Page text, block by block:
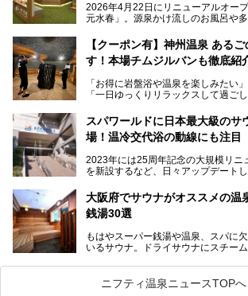
今回はオープン前の内覧会に参加し
サウナー注目の3種のサウナや
高い岩盤浴エリア、日本最大の台数
スマシンなど、見どころ満載の館内
2026年4月22日にリニューアルオー
元水春」。源泉かけ流しのお風呂や
に“一日中くつろげる場所”としてパ
今回のリニューアルでは、新たに登
見どころが盛りだくさん。日常の疲
ろん、休日にゆったり過ごしたい方
本記事では、そんなリニューアル後
紹介します。これから「鶴見緑地湯
い。
【クーポン有】神州温泉 ある
す！本場チムジルバンも徹底紹
「お得に岩盤浴や温泉を楽しみたい」
「一日ゆっくりリラックスして過ご
利用できる「神州温泉 あるごの湯」
あるごの湯は、大阪府豊中市にある
チムジルバン（岩盤浴）を中心に、
タイムまで満喫できる長時間滞在型
る迫力ある熱波パフォーマンスも毎
のう”体験をしっかり楽しめるのもポ
ケやボウリングといった遊び場もあ
で“遊び+癒し”の一日を過ごすのにも
処にいたるまで魅力をたっぷり堪能
スパワールドに日本最大級のサ
場！温冷交代浴の動線にも注目
2023年には25周年記念の大規模リニ
を新設するなど、日々アップデートし
そんなスパワールドが2025年11月15
室や日本最大級140人収容の大規模サ
アルオープン！浴室である4F・6Fそ
大規模リニューアルの全容を確認す
オープンイベントに行ってきました
大阪府でサウナがオススメの温
銭湯30選
もはやスーパー銭湯や温泉、スパに
いるサウナ。ドライサウナにスチー
ペース、ロウリュウなど、心ゆくま
が充実した施設も多くみられます。
ニフティ温泉ニュースTOPへ